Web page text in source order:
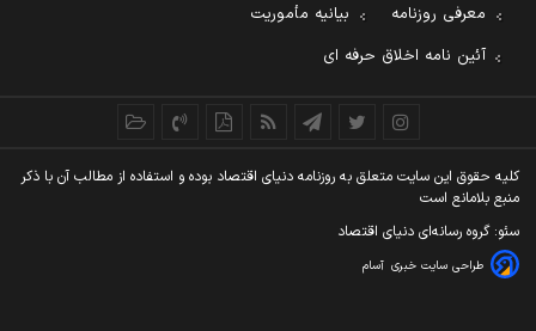
معرفی روزنامه
بیانیه مأموریت
آئین نامه اخلاق حرفه ای
کليه حقوق اين سايت متعلق به روزنامه دنيای اقتصاد بوده و استفاده از مطالب آن با ذکر
منبع بلامانع است
سئو: گروه رسانه‌ای دنیای اقتصاد
طراحی سایت خبری آسام